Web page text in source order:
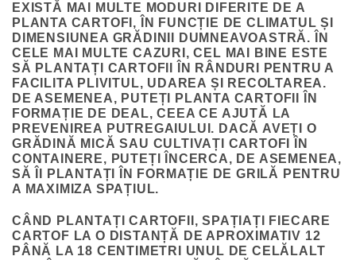
EXISTĂ MAI MULTE MODURI DIFERITE DE A
PLANTA CARTOFI, ÎN FUNCȚIE DE CLIMATUL ȘI
DIMENSIUNEA GRĂDINII DUMNEAVOASTRĂ. ÎN
CELE MAI MULTE CAZURI, CEL MAI BINE ESTE
SĂ PLANTAȚI CARTOFII ÎN RÂNDURI PENTRU A
FACILITA PLIVITUL, UDAREA ȘI RECOLTAREA.
DE ASEMENEA, PUTEȚI PLANTA CARTOFII ÎN
FORMAȚIE DE DEAL, CEEA CE AJUTĂ LA
PREVENIREA PUTREGAIULUI. DACĂ AVEȚI O
GRĂDINĂ MICĂ SAU CULTIVAȚI CARTOFI ÎN
CONTAINERE, PUTEȚI ÎNCERCA, DE ASEMENEA,
SĂ ÎI PLANTAȚI ÎN FORMAȚIE DE GRILĂ PENTRU
A MAXIMIZA SPAȚIUL.
CÂND PLANTAȚI CARTOFII, SPAȚIAȚI FIECARE
CARTOF LA O DISTANȚĂ DE APROXIMATIV 12
PÂNĂ LA 18 CENTIMETRI UNUL DE CELĂLALT